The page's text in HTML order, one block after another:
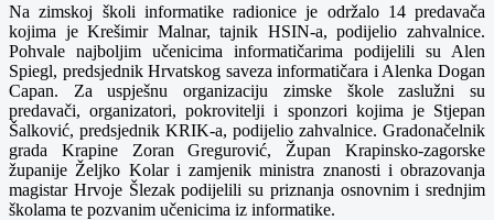
Na zimskoj školi informatike radionice je održalo 14 predavača
kojima je Krešimir Malnar, tajnik HSIN-a, podijelio zahvalnice.
Pohvale najboljim učenicima informatičarima podijelili su Alen
Spiegl, predsjednik Hrvatskog saveza informatičara i Alenka Dogan
Capan. Za uspješnu organizaciju zimske škole zaslužni su
predavači, organizatori, pokrovitelji i sponzori kojima je Stjepan
Šalković, predsjednik KRIK-a, podijelio zahvalnice. Gradonačelnik
grada Krapine Zoran Gregurović, Župan Krapinsko-zagorske
županije Željko Kolar i zamjenik ministra znanosti i obrazovanja
magistar Hrvoje Šlezak podijelili su priznanja osnovnim i srednjim
školama te pozvanim učenicima iz informatike.